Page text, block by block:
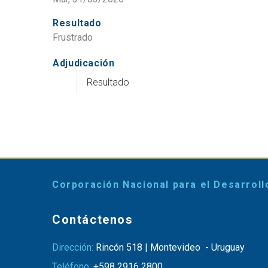
Resultado
Frustrado
Adjudicación
Resultado
Corporación Nacional para el
Contáctenos
Dirección: Rincón 518 | Montevideo - Uruguay